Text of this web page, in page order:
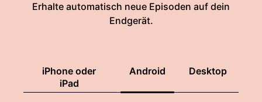
Erhalte automatisch neue Episoden auf dein
Endgerät.
iPhone oder
iPad
Android Desktop